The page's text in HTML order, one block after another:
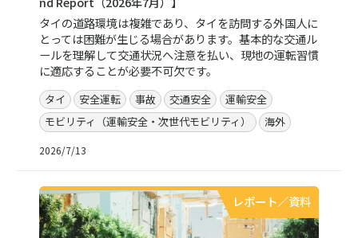
タイの道路環境は複雑であり、タイを訪問する外国人に
とっては困難が生じる場合があります。基本的な交通ル
ールを理解して交通状況へ注意を払い、現地の運転習慣
に適応することが必要不可欠です。
タイ 安全運転 事故 交通安全
運輸安全
モビリティ（運輸安全・次世代モビリティ）
海外
2026/7/13
レポート／資料